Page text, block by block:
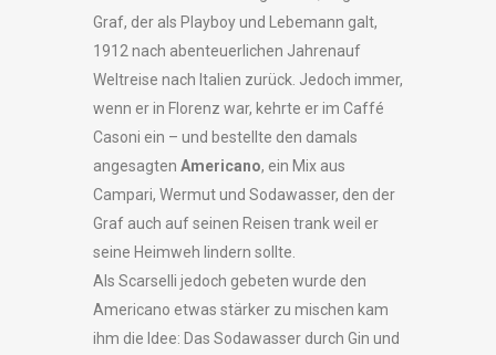
Graf, der als Playboy und Lebemann galt,
1912 nach abenteuerlichen Jahrenauf
Weltreise nach Italien zurück. Jedoch immer,
wenn er in Florenz war, kehrte er im Caffé
Casoni ein – und bestellte den damals
angesagten Americano, ein Mix aus
Campari, Wermut und Sodawasser, den der
Graf auch auf seinen Reisen trank weil er
seine Heimweh lindern sollte.
Als Scarselli jedoch gebeten wurde den
Americano etwas stärker zu mischen kam
ihm die Idee: Das Sodawasser durch Gin und